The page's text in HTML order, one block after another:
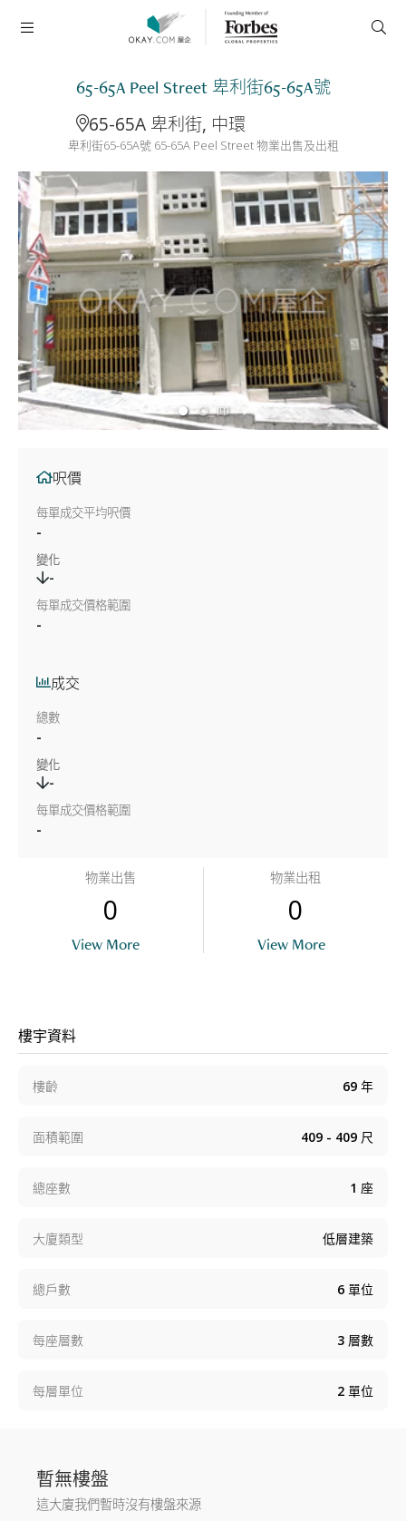
65-65A Peel Street 卑利街65-65A號
65-65A 卑利街, 中環
卑利街65-65A號 65-65A Peel Street 物業出售及出租
呎價
每單成交平均呎價
-
變化
-
每單成交價格範圍
-
成交
總數
-
變化
-
每單成交價格範圍
-
物業出售
0
View More
物業出租
0
View More
樓宇資料
樓齡 69 年
面積範圍 409 - 409 尺
總座數 1 座
大廈類型 低層建築
總戶數 6 單位
每座層數 3 層數
每層單位 2 單位
暫無樓盤
這大廈我們暫時沒有樓盤來源